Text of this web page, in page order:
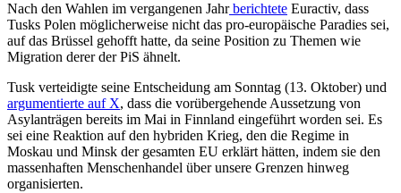
Nach den Wahlen im vergangenen Jahrberichtete Euractiv, dass
Tusks Polen möglicherweise nicht das pro-europäische Paradies sei,
auf das Brüssel gehofft hatte, da seine Position zu Themen wie
Migration derer der PiS ähnelt.
Tusk verteidigte seine Entscheidung am Sonntag (13. Oktober) und
argumentierte auf X, dass die vorübergehende Aussetzung von
Asylanträgen bereits im Mai in Finnland eingeführt worden sei. Es
sei eine Reaktion auf den hybriden Krieg, den die Regime in
Moskau und Minsk der gesamten EU erklärt hätten, indem sie den
massenhaften Menschenhandel über unsere Grenzen hinweg
organisierten.